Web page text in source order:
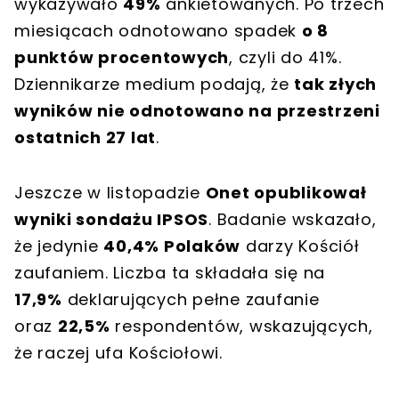
miesiącach odnotowano spadek o 8
punktów procentowych, czyli do 41%.
Dziennikarze medium podają, że tak złych
wyników nie odnotowano na przestrzeni
ostatnich 27 lat.
Jeszcze w listopadzie Onet opublikował
wyniki sondażu IPSOS. Badanie wskazało,
że jedynie 40,4% Polaków darzy Kościół
zaufaniem. Liczba ta składała się na
17,9% deklarujących pełne zaufanie
oraz 22,5% respondentów, wskazujących,
że raczej ufa Kościołowi.